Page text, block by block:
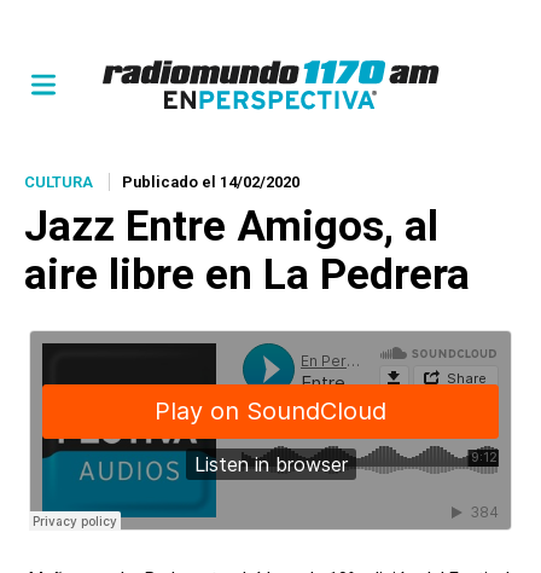
CULTURA Publicado el 14/02/2020
Jazz Entre Amigos, al
aire libre en La Pedrera